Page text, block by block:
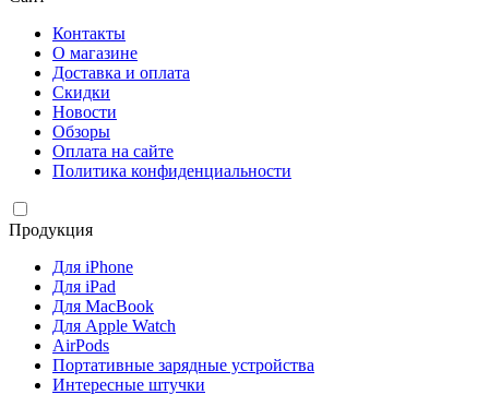
Контакты
О магазине
Доставка и оплата
Скидки
Новости
Обзоры
Оплата на сайте
Политика конфиденциальности
Продукция
Для iPhone
Для iPad
Для MacBook
Для Apple Watch
AirPods
Портативные зарядные устройства
Интересные штучки